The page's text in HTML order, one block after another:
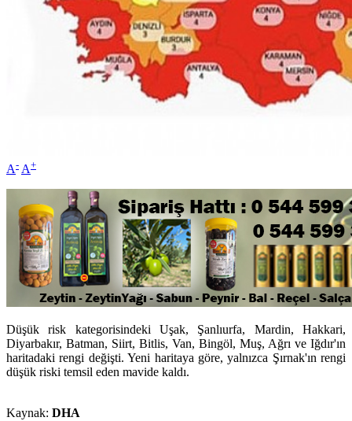
A- A+
Düşük risk kategorisindeki Uşak, Şanlıurfa, Mardin, Hakkari,
Diyarbakır, Batman, Siirt, Bitlis, Van, Bingöl, Muş, Ağrı ve Iğdır'ın
haritadaki rengi değişti. Yeni haritaya göre, yalnızca Şırnak'ın rengi
düşük riski temsil eden mavide kaldı.
Kaynak: DHA